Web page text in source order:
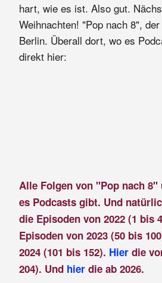
hart, wie es ist. Also gut.
Weihnachten! "Pop nach 8",
Berlin. Überall dort, wo es
direkt hier:
Alle Folgen von "Pop nach
es Podcasts gibt. Und
die Episoden von 2022 (1 bis
Episoden von 2023 (50 bis
2024 (101 bis 152). Hier die
204). Und hier die ab 2026.